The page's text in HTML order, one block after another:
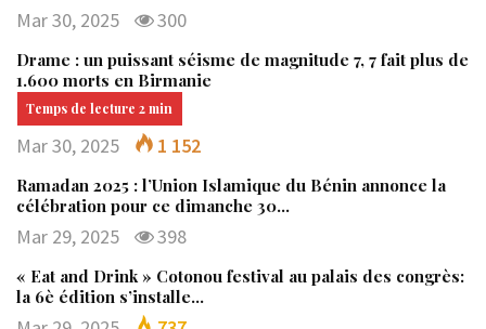
Mar 30, 2025 300
Drame : un puissant séisme de magnitude 7, 7 fait plus de
1.600 morts en Birmanie
Mar 30, 2025 1 152
Ramadan 2025 : l’Union Islamique du Bénin annonce la
célébration pour ce dimanche 30…
Mar 29, 2025 398
« Eat and Drink » Cotonou festival au palais des congrès:
la 6è édition s’installe…